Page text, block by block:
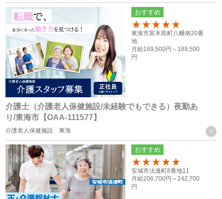
う際に、当社グループ各社の人事担当者がその目的の限りに
おいて使用するため
・ご家族等の氏名、住所、電話番号は、法令に基づく各種手
続きの他、本人に万一のことがあった際の緊急連絡先として
の使用の為
・当社グループ各社間における人員配置を検討する際の資料
とするため
応募者の方の個人情報
・採用活動における各種の告知や連絡（電話、メール、郵
送、ファックス送信等）のため
・採用応募者への当社グループ各社の事業やその職務等に関
する各種情報を提供するため
・採用応募者の管理及び本人確認を行うため
介護士（介護老人保健施設/未経験でもできる）夜勤あ
り/東海市【OAA-111577】
介護老人保健施設 東海
おすすめ
100
東海市富木島町八幡南20番
地
月給189,500円～ 189,500
円
おすすめ
100
安城市法連町8番地11
月給206,700円～ 242,700
円